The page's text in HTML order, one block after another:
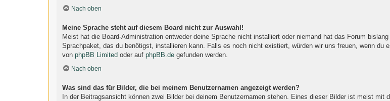
Nach oben
Meine Sprache steht auf diesem Board nicht zur Auswahl!
Meist hat die Board-Administration entweder deine Sprache nicht installiert oder niemand hat das Forum
Sprachpaket, das du benötigst, installieren kann. Falls es noch nicht existiert, würden wir uns freuen, wenn du
von phpBB Limited oder auf phpBB.de gefunden werden.
Nach oben
Was sind das für Bilder, die bei meinem Benutzernamen angezeigt werden?
In der Beitragsansicht können zwei Bilder bei deinem Benutzernamen stehen. Eines dieser Bilder ist meist